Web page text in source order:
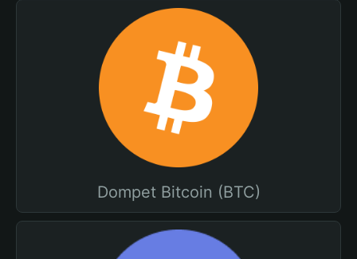
Dompet Bitcoin (BTC)